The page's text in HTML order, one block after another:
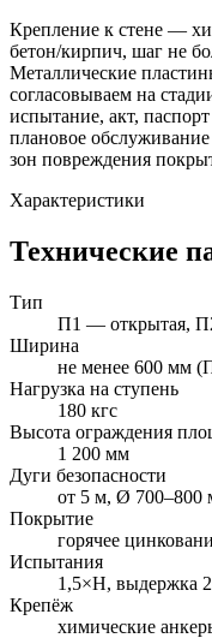
Крепление к стене —
бетон/кирпич, шаг не
Металлические
согласовываем на
испытание, акт,
плановое
зон повреждения
Характеристики
Технические
Тип
П1 — открытая,
Ширина
не менее 600 мм
Нагрузка на ступень
180 кгс
Высота ограждения
1 200 мм
Дуги безопасности
от 5 м, Ø
Покрытие
горячее
Испытания
1,5×Н, выдержка
Крепёж
химические